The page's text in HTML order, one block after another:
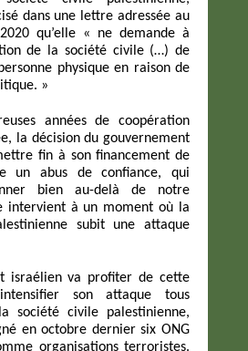
dans une lettre adressée au
qu’elle « ne demande à
de la société civile (…) de
physique en raison de
»
années de coopération
la décision du gouvernement
fin à son financement de
un abus de confiance, qui
bien au-delà de notre
intervient à un moment où la
subit une attaque
israélien va profiter de cette
son attaque tous
société civile palestinienne,
en octobre dernier six ONG
organisations terroristes.